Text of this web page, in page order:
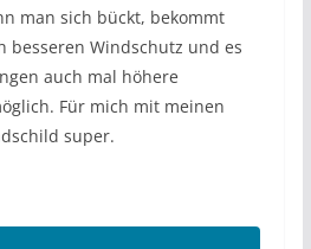
man sich bückt, bekommt
besseren Windschutz und es
auch mal höhere
Für mich mit meinen
super.